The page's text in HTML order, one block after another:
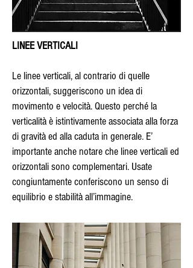
LINEE VERTICALI
Le linee verticali, al contrario di quelle
orizzontali, suggeriscono un idea di
movimento e velocità. Questo perché la
verticalità è istintivamente associata alla forza
di gravità ed alla caduta in generale. E’
importante anche notare che linee verticali ed
orizzontali sono complementari. Usate
congiuntamente conferiscono un senso di
equilibrio e stabilità all’immagine.